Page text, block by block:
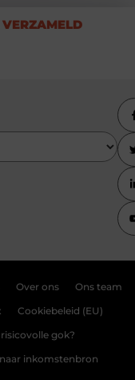
VERZAMELD
Over ons Ons team
Cookiebeleid (EU)
gok?
inkomstenbron